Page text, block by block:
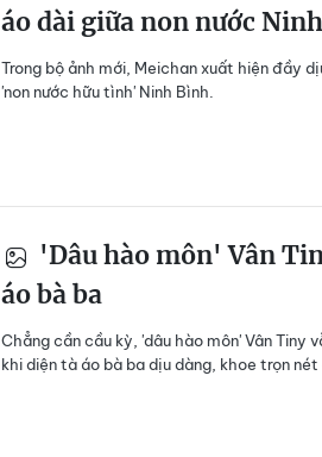
áo dài giữa non nước
Trong bộ ảnh mới, Meichan xuất hiện đầy
'non nước hữu tình' Ninh Bình.
'Dâu hào môn' Vân
áo bà ba
Chẳng cần cầu kỳ, 'dâu hào môn' Vân
khi diện tà áo bà ba dịu dàng, khoe trọn